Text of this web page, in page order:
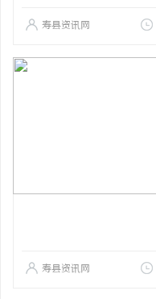
寿县资讯网
寿县资讯网